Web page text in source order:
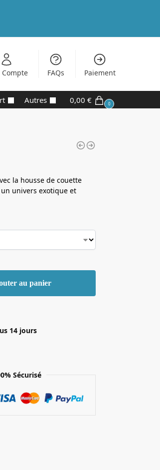
Compte FAQs Paiement
Autres 0,00 € 0
la housse de couette
univers exotique et
au panier
14 jours
Sécurisé